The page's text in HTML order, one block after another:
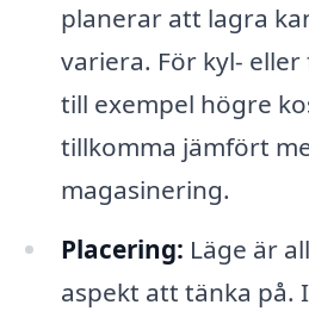
planerar att lagra
variera. För kyl-
till exempel högre
tillkomma jämfört
magasinering.
Placering: Läge är
aspekt att tänka på.